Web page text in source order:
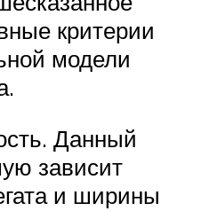
критерии
модели
Данный
зависит
и ширины